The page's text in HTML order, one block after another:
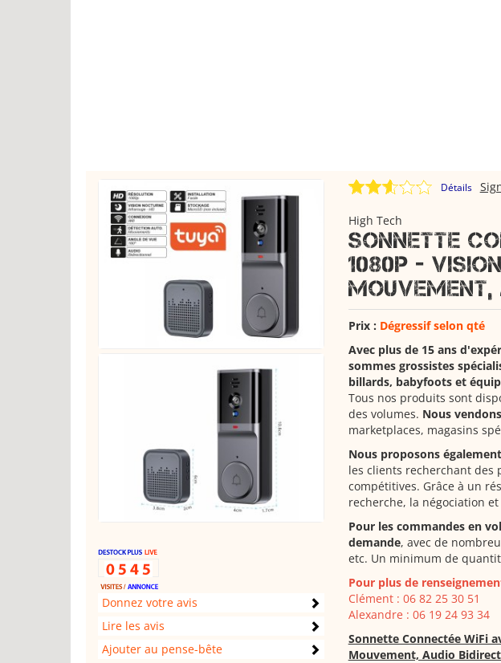
Donnez votre avis
Lire les avis
Ajouter au pense-bête
Détails
High Tech
Sonnette
1080p -
Mouvement,
Prix : Dégressif selon qté
Avec plus de 15 ans
sommes grossistes
billards, babyfoots et
Tous nos produits sont
des volumes. Nous
marketplaces, magasins
Nous proposons
les clients recherchant des
compétitives. Grâce à un
recherche, la négociation
Pour les commandes en
demande, avec de
etc. Un minimum de
Pour plus de
Clément : 06 82 25 30 51
Alexandre : 06 19 24 93 34
Sonnette Connectée WiFi
Mouvement, Audio